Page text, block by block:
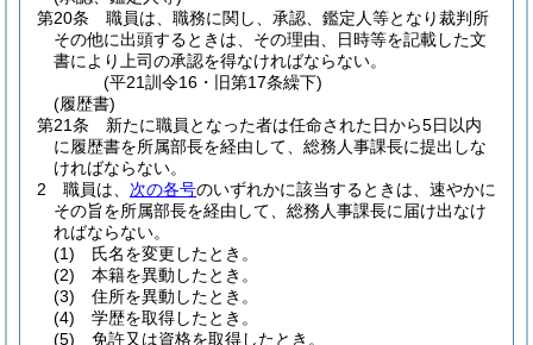
第20条
職員は、職務に関し、承認、鑑定人等となり裁判所
その他に出頭するときは、その理由、日時等を記載した文
書により上司の承認を得なければならない。
(平21訓令16・旧第17条繰下)
(履歴書)
第21条
新たに職員となった者は任命された日から5日以内
に履歴書を所属部長を経由して、総務人事課長に提出しな
ければならない。
2
職員は、 次の各号のいずれかに該当するときは、速やかに
その旨を所属部長を経由して、総務人事課長に届け出なけ
ればならない。
(1)
氏名を変更したとき。
(2)
本籍を異動したとき。
(3)
住所を異動したとき。
(4)
学歴を取得したとき。
(5)
免許又は資格を取得したとき。